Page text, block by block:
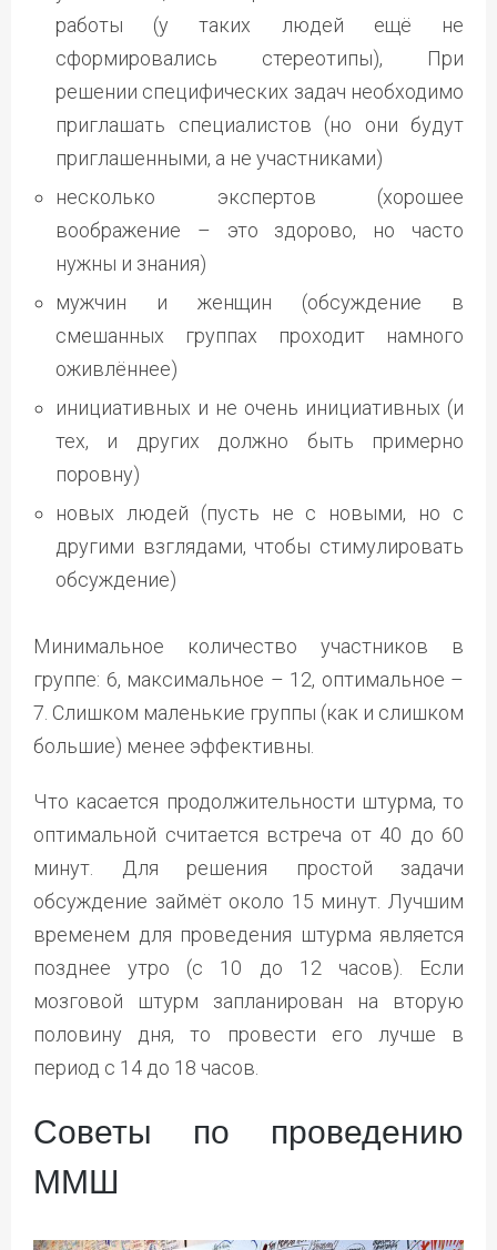
работы (у таких людей ещё не
сформировались стереотипы), При
решении специфических задач необходимо
приглашать специалистов (но они будут
приглашенными, а не участниками)
несколько экспертов (хорошее
воображение – это здорово, но часто
нужны и знания)
мужчин и женщин (обсуждение в
смешанных группах проходит намного
оживлённее)
инициативных и не очень инициативных (и
тех, и других должно быть примерно
поровну)
новых людей (пусть не с новыми, но с
другими взглядами, чтобы стимулировать
обсуждение)
Минимальное количество участников в
группе: 6, максимальное – 12, оптимальное –
7. Слишком маленькие группы (как и слишком
большие) менее эффективны.
Что касается продолжительности штурма, то
оптимальной считается встреча от 40 до 60
минут. Для решения простой задачи
обсуждение займёт около 15 минут. Лучшим
временем для проведения штурма является
позднее утро (с 10 до 12 часов). Если
мозговой штурм запланирован на вторую
половину дня, то провести его лучше в
период с 14 до 18 часов.
Советы по проведению
ММШ